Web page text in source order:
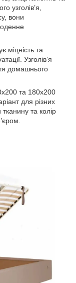
узголів’я,
вони
міцність та
Узголів’я
домашнього
та 180х200
для різних
та колір